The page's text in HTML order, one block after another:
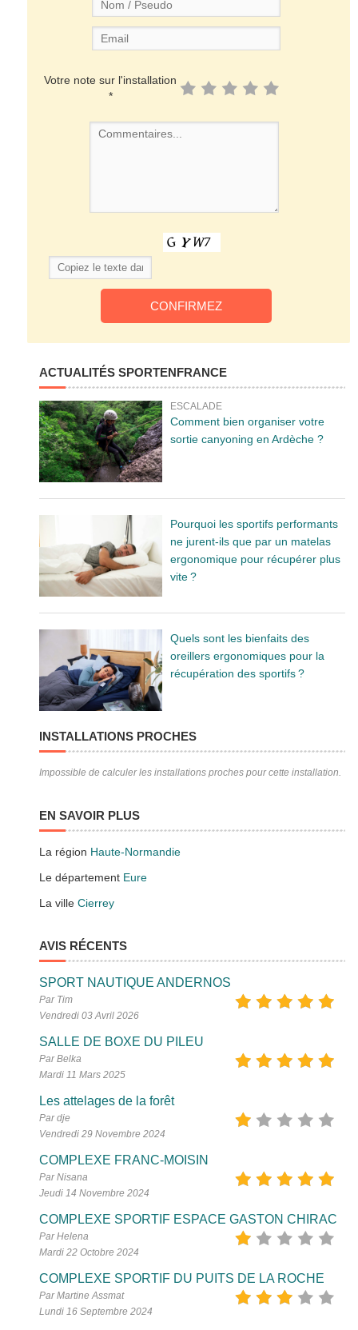
Votre note sur l'installation
*
ACTUALITÉS SPORTENFRANCE
ESCALADE
Comment bien organiser votre
sortie canyoning en Ardèche ?
Pourquoi les sportifs performants
ne jurent-ils que par un matelas
ergonomique pour récupérer plus
vite ?
Quels sont les bienfaits des
oreillers ergonomiques pour la
récupération des sportifs ?
INSTALLATIONS PROCHES
Impossible de calculer les installations proches pour cette installation.
EN SAVOIR PLUS
La région Haute-Normandie
Le département Eure
La villeCierrey
AVIS RÉCENTS
SPORT NAUTIQUE ANDERNOS
Par Tim
Vendredi 03 Avril 2026
SALLE DE BOXE DU PILEU
Par Belka
Mardi 11 Mars 2025
Les attelages de la forêt
Par dje
Vendredi 29 Novembre 2024
COMPLEXE FRANC-MOISIN
Par Nisana
Jeudi 14 Novembre 2024
COMPLEXE SPORTIF ESPACE GASTON CHIRAC
Par Helena
Mardi 22 Octobre 2024
COMPLEXE SPORTIF DU PUITS DE LA ROCHE
Par Martine Assmat
Lundi 16 Septembre 2024